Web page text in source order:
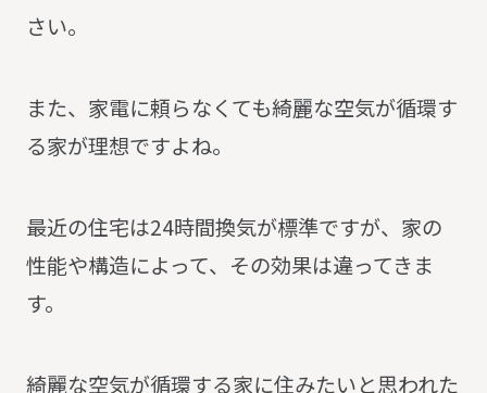
さい。
また、家電に頼らなくても綺麗な空気が循環す
る家が理想ですよね。
最近の住宅は24時間換気が標準ですが、家の
性能や構造によって、その効果は違ってきま
す。
綺麗な空気が循環する家に住みたいと思われた